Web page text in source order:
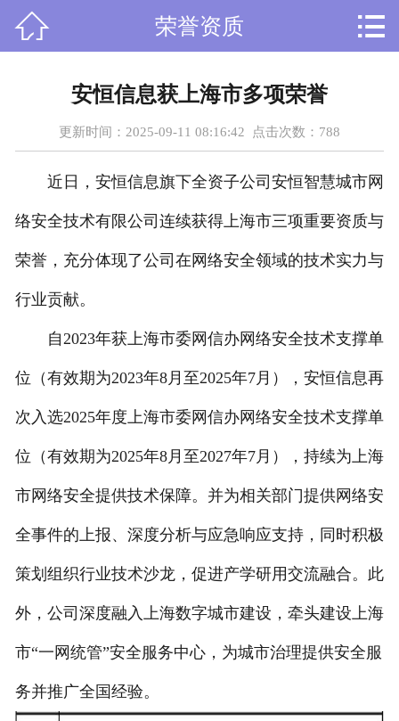
师资力量
在线留言
荣誉资质
 荣誉资质 
安恒信息获上海市多项荣誉
更新时间：2025-09-11 08:16:42 点击次数： 788
近日，安恒信息旗下全资子公司安恒智慧城市网
络安全技术有限公司连续获得上海市三项重要资质与
荣誉，充分体现了公司在网络安全领域的技术实力与
行业贡献。
自2023年获上海市委网信办网络安全技术支撑单
位（有效期为2023年8月至2025年7月），安恒信息再
次入选2025年度上海市委网信办网络安全技术支撑单
位（有效期为2025年8月至2027年7月），持续为上海
市网络安全提供技术保障。并为相关部门提供网络安
全事件的上报、深度分析与应急响应支持，同时积极
策划组织行业技术沙龙，促进产学研用交流融合。此
外，公司深度融入上海数字城市建设，牵头建设上海
市“一网统管”安全服务中心，为城市治理提供安全服
务并推广全国经验。